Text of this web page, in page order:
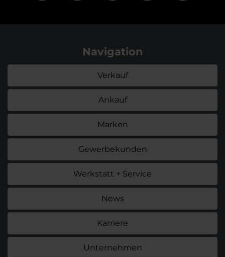
Navigation
Verkauf
Ankauf
Marken
Gewerbekunden
Werkstatt + Service
News
Karriere
Unternehmen